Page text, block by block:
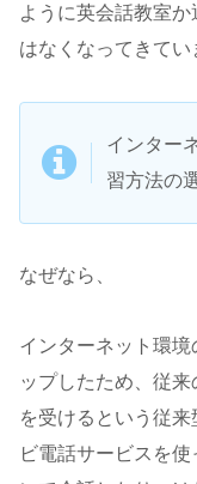
ように英会話教室
はなくなってきてい
インター
習方法の
なぜなら、
インターネット環
ップしたため、従
を受けるという従
ビ電話サービスを